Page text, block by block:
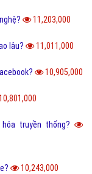
11,203,000
lâu? 11,011,000
10,905,000
truyền thống?
10,243,000